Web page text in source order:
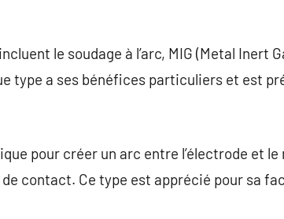
le soudage à l’arc, MIG (Metal Inert
type a ses bénéfices particuliers et est
pour créer un arc entre l’électrode et
contact. Ce type est apprécié pour sa